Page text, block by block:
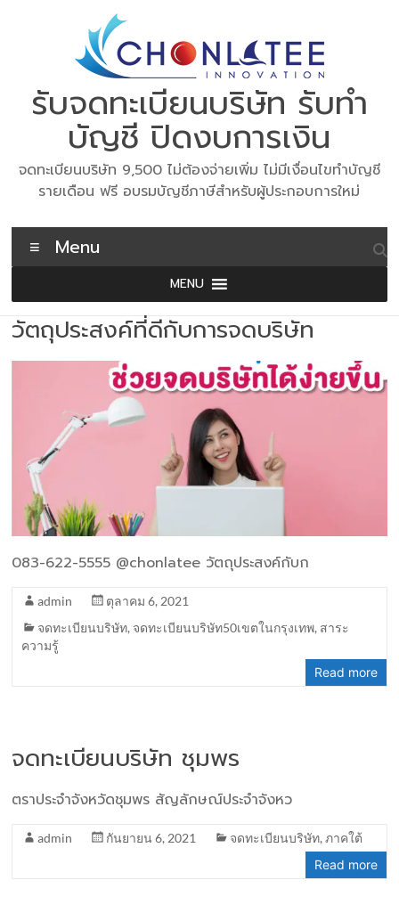
รับจดทะเบียนบริษัท รับทำ
บัญชี ปิดงบการเงิน
จดทะเบียนบริษัท 9,500 ไม่ต้องจ่ายเพิ่ม ไม่มีเงื่อนไขทำบัญชี
รายเดือน ฟรี อบรมบัญชีภาษีสำหรับผู้ประกอบการใหม่
Menu
MENU
วัตถุประสงค์ที่ดีกับการจดบริษัท
083-622-5555 @chonlatee วัตถุประสงค์กับก
admin
ตุลาคม 6, 2021
จดทะเบียนบริษัท, จดทะเบียนบริษัท50เขตในกรุงเทพ, สาระ
ความรู้
Read more
จดทะเบียนบริษัท ชุมพร
ตราประจำจังหวัดชุมพร สัญลักษณ์ประจำจังหว
admin กันยายน 6, 2021 จดทะเบียนบริษัท,ภาคใต้
Read more